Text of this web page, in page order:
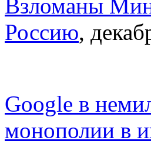
Взломаны
Россию,
Google в
монополии в